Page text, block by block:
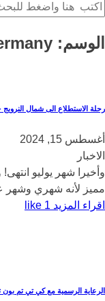
الوسم:
رحلة الاستطلاع الى شمال
أغسطس 15, 2024
الاخبار
وأخيرا شهر يوليو
مميز لأنه شهري وشهر
اقراء المزيد 1
الرعاية الرسمية مع كي تي تم بون